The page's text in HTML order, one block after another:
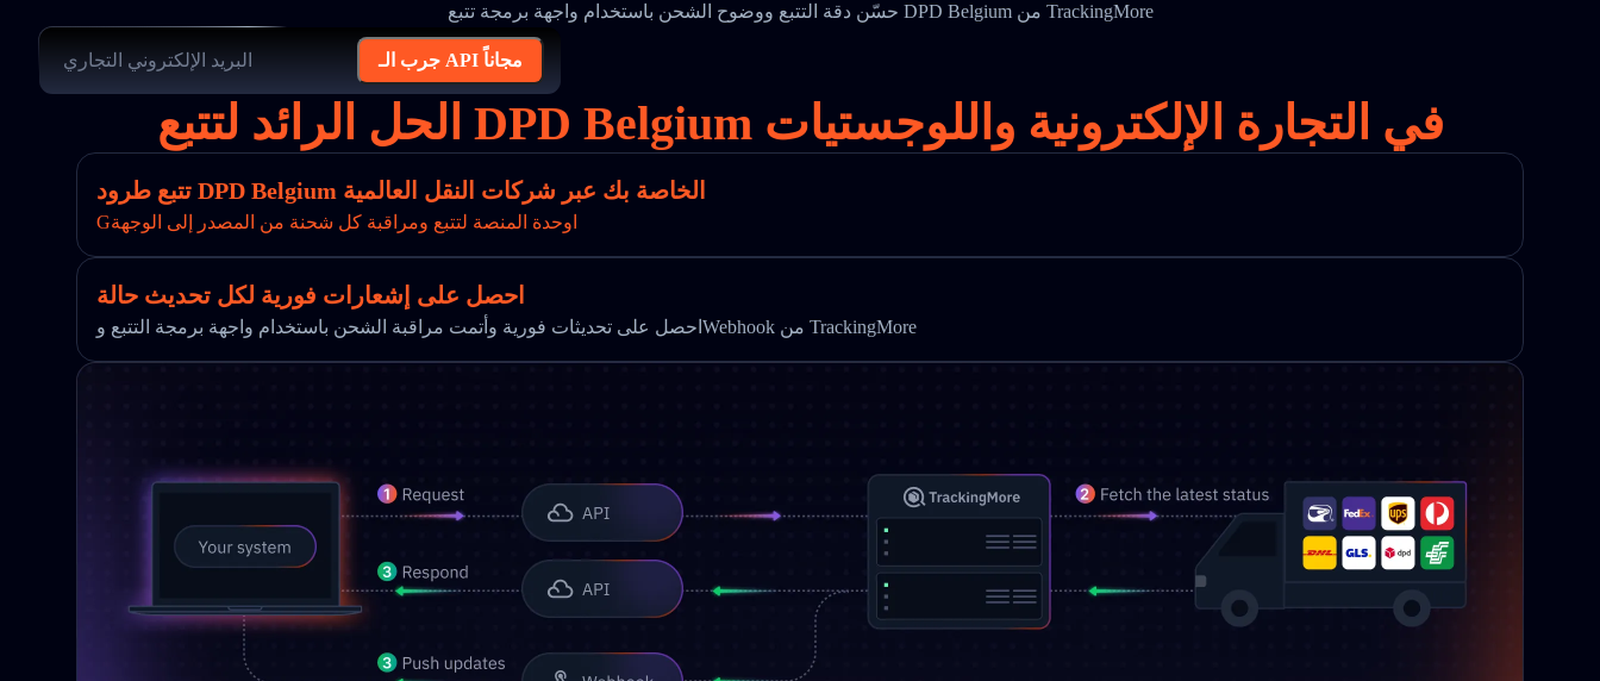
حسّن دقة التتبع ووضوح الشحن باستخدام واجهة برمجة تتبع DPD Belgium من TrackingMore
جرب الـ API مجاناً
الحل الرائد لتتبع DPD Belgium في التجارة الإلكترونية واللوجستيات
تتبع طرود DPD Belgium الخاصة بك عبر شركات النقل العالمية
Gاوحدة المنصة لتتبع ومراقبة كل شحنة من المصدر إلى الوجهة
احصل على إشعارات فورية لكل تحديث حالة
احصل على تحديثات فورية وأتمت مراقبة الشحن باستخدام واجهة برمجة التتبع وWebhook من TrackingMore